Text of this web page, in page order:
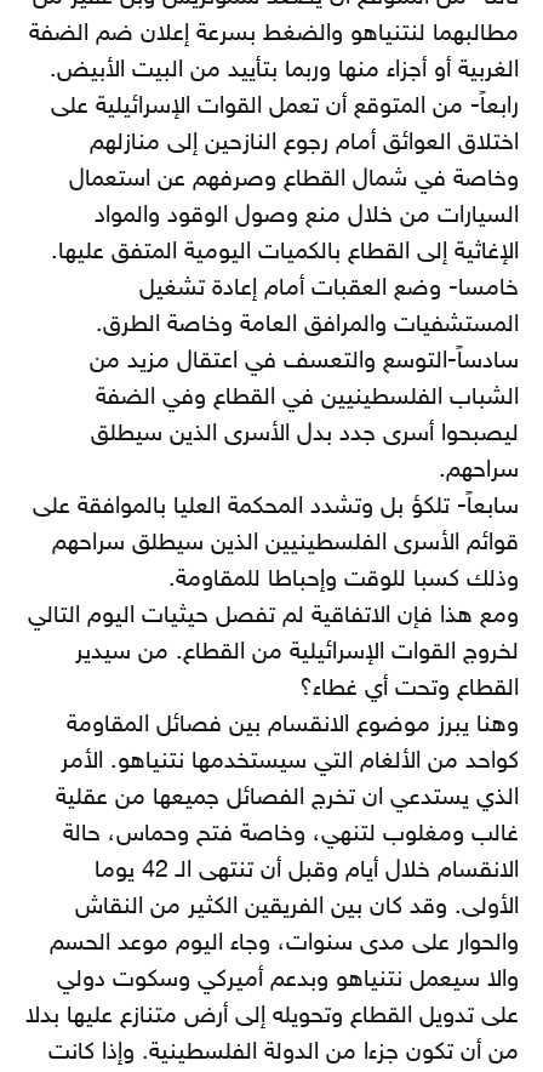
مطالبهما لنتنياهو والضغط بسرعة إعلان ضم الضفة
الغربية أو أجزاء منها وربما بتأييد من البيت الأبيض.
رابعاً- من المتوقع أن تعمل القوات الإسرائيلية على
اختلاق العوائق أمام رجوع النازحين إلى منازلهم
وخاصة في شمال القطاع وصرفهم عن استعمال
السيارات من خلال منع وصول الوقود والمواد
الإغاثية إلى القطاع بالكميات اليومية المتفق عليها.
خامسا- وضع العقبات أمام إعادة تشغيل
المستشفيات والمرافق العامة وخاصة الطرق.
سادساً-التوسع والتعسف في اعتقال مزيد من
الشباب الفلسطينيين في القطاع وفي الضفة
ليصبحوا أسرى جدد بدل الأسرى الذين سيطلق
سراحهم.
سابعاً- تلكؤ بل وتشدد المحكمة العليا بالموافقة على
قوائم الأسرى الفلسطينيين الذين سيطلق سراحهم
وذلك كسبا للوقت وإحباطا للمقاومة.
ومع هذا فإن الاتفاقية لم تفصل حيثيات اليوم التالي
لخروج القوات الإسرائيلية من القطاع. من سيدير
القطاع وتحت أي غطاء؟
وهنا يبرز موضوع الانقسام بين فصائل المقاومة
كواحد من الألغام التي سيستخدمها نتنياهو. الأمر
الذي يستدعي ان تخرج الفصائل جميعها من عقلية
غالب ومغلوب لتنهي، وخاصة فتح وحماس، حالة
الانقسام خلال أيام وقبل أن تنتهى الـ 42 يوما
الأولى. وقد كان بين الفريقين الكثير من النقاش
والحوار على مدى سنوات، وجاء اليوم موعد الحسم
والا سيعمل نتنياهو وبدعم أميركي وسكوت دولي
على تدويل القطاع وتحويله إلى أرض متنازع عليها بدلا
من أن تكون جزءا من الدولة الفلسطينية. وإذا كانت